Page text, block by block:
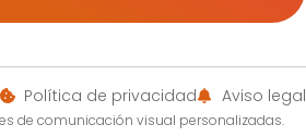
Política de privacidad Aviso legal
de comunicación visual personalizadas.